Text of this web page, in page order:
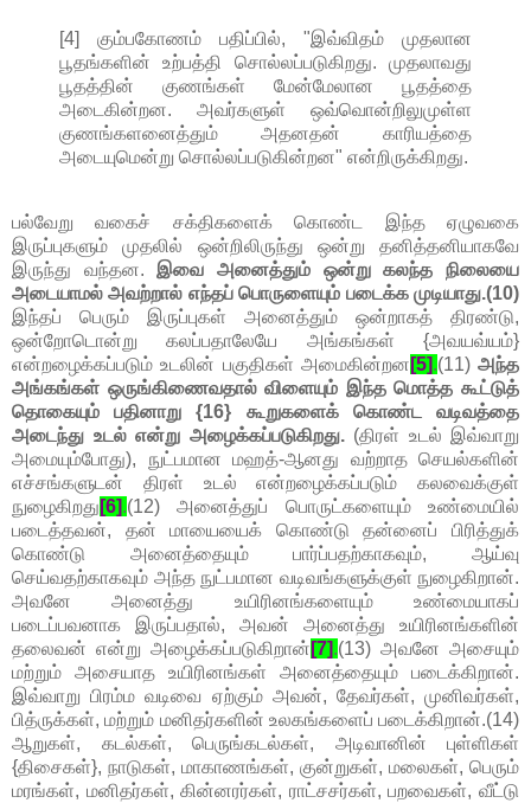
[4] கும்பகோணம் பதிப்பில், "இவ்விதம் முதலான
பூதங்களின் உற்பத்தி சொல்லப்படுகிறது. முதலாவது
பூதத்தின் குணங்கள் மேன்மேலான பூதத்தை
அடைகின்றன. அவர்களுள் ஒவ்வொன்றிலுமுள்ள
குணங்களனைத்தும் அதனதன் காரியத்தை
அடையுமென்று சொல்லப்படுகின்றன" என்றிருக்கிறது.
பல்வேறு வகைச் சக்திகளைக் கொண்ட இந்த ஏழுவகை
இருப்புகளும் முதலில் ஒன்றிலிருந்து ஒன்று தனித்தனியாகவே
இருந்து வந்தன.இவை அனைத்தும் ஒன்று கலந்த நிலையை
அடையாமல் அவற்றால் எந்தப் பொருளையும் படைக்க முடியாது.(10)
இந்தப் பெரும் இருப்புகள் அனைத்தும் ஒன்றாகத் திரண்டு,
ஒன்றோடொன்று கலப்பதாலேயே அங்கங்கள் {அவயவ்யம்}
என்றழைக்கப்படும் உடலின் பகுதிகள் அமைகின்றன [5].(11) அந்த
அங்கங்கள் ஒருங்கிணைவதால் விளையும் இந்த மொத்த கூட்டுத்
தொகையும் பதினாறு {16} கூறுகளைக் கொண்ட வடிவத்தை
அடைந்து உடல் என்று அழைக்கப்படுகிறது.(திரள் உடல் இவ்வாறு
அமையும்போது), நுட்பமான மஹத்-ஆனது வற்றாத செயல்களின்
எச்சங்களுடன் திரள் உடல் என்றழைக்கப்படும் கலவைக்குள்
நுழைகிறது [6].(12) அனைத்துப் பொருட்களையும் உண்மையில்
படைத்தவன், தன் மாயையைக் கொண்டு தன்னைப் பிரித்துக்
கொண்டு அனைத்தையும் பார்ப்பதற்காகவும், ஆய்வு
செய்வதற்காகவும் அந்த நுட்பமான வடிவங்களுக்குள் நுழைகிறான்.
அவனே அனைத்து உயிரினங்களையும் உண்மையாகப்
படைப்பவனாக இருப்பதால், அவன் அனைத்து உயிரினங்களின்
தலைவன் என்று அழைக்கப்படுகிறான் [7].(13) அவனே அசையும்
மற்றும் அசையாத உயிரினங்கள் அனைத்தையும் படைக்கிறான்.
இவ்வாறு பிரம்ம வடிவை ஏற்கும் அவன், தேவர்கள், முனிவர்கள்,
பித்ருக்கள், மற்றும் மனிதர்களின் உலகங்களைப் படைக்கிறான்.(14)
ஆறுகள், கடல்கள், பெருங்கடல்கள், அடிவானின் புள்ளிகள்
{திசைகள்}, நாடுகள், மாகாணங்கள், குன்றுகள், மலைகள், பெரும்
மரங்கள், மனிதர்கள், கின்னரர்கள், ராட்சசர்கள், பறவைகள், வீட்டு